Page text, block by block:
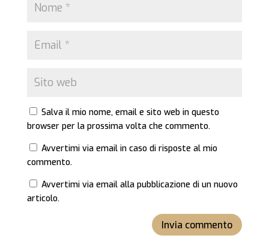
Salva il mio nome, email e sito web in questo
browser per la prossima volta che commento.
Avvertimi via email in caso di risposte al mio
commento.
Avvertimi via email alla pubblicazione di un nuovo
articolo.
Invia commento